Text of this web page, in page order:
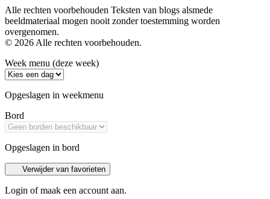
Alle rechten voorbehouden Teksten van blogs alsmede
beeldmateriaal mogen nooit zonder toestemming worden
overgenomen.
© 2026 Alle rechten voorbehouden.
Week menu (deze week)
Opgeslagen in weekmenu
Bord
Opgeslagen in bord
Verwijder van favorieten
Login of maak een account aan.